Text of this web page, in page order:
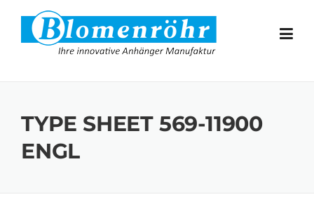
Skip to content
TYPE SHEET 569-11900
ENGL